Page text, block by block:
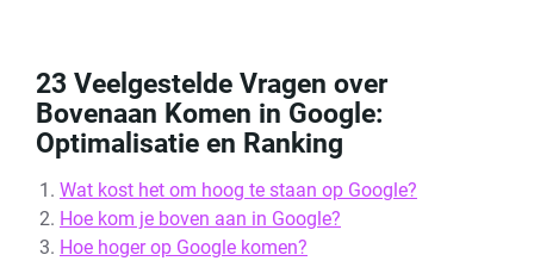
23 Veelgestelde Vragen over
Bovenaan Komen in Google:
Optimalisatie en Ranking
Wat kost het om hoog te staan op Google?
Hoe kom je boven aan in Google?
Hoe hoger op Google komen?